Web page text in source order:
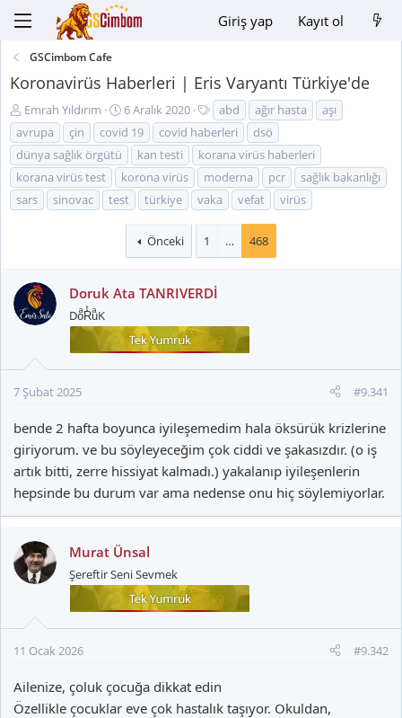
Giriş yap Kayıt ol
GSCimbom Cafe
Koronavirüs Haberleri | Eris Varyantı Türkiye'de
K
o
n
u
y
u
B
a
t
a
Emrah Yıldırım
B
a
ş
l
a
n
g
a
i
h
6 Aralık 2020
t
i
k
e
t
l
abd ağır hasta
aşı
avrupa
çin covid 19 covid haberleri
dsö
dünya sağlık örgütü
kan testi
korana virüs haberleri
korana virüs test
korona virüs moderna pcr
sağlık bakanlığı
sars
sinovac test türkiye vaka vefat virüs
Önceki 1 … 468
Doruk Ata TANRIVERDİ
DoͣRͭuͣK
7 Şubat 2025 #9.341
bende 2 hafta boyunca iyileşemedim hala öksürük krizlerine
giriyorum. ve bu söyleyeceğim çok ciddi ve şakasızdır. (o iş
artık bitti, zerre hissiyat kalmadı.) yakalanıp iyileşenlerin
hepsinde bu durum var ama nedense onu hiç söylemiyorlar.
Murat Ünsal
Şereftir Seni Sevmek
11 Ocak 2026 #9.342
Ailenize, çoluk çocuğa dikkat edin
Özellikle çocuklar eve çok hastalık taşıyor. Okuldan,